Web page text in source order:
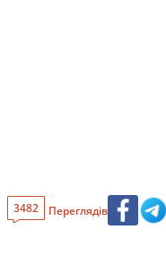
3482 Переглядів